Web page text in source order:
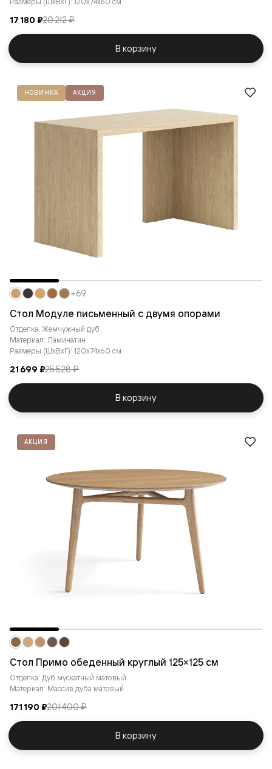
17 180 ₽20 212 ₽
В корзину
НОВИНКА АКЦИЯ
Стол Модуле письменный с двумя опорами
Отделка: Жемчужный дуб
Материал: Ламинатин
Размеры (ШxВxГ): 120x74x60 см
21 699 ₽25 528 ₽
+69
В корзину
АКЦИЯ
Стол Примо обеденный круглый 125×125 см
Отделка: Дуб мускатный матовый
Материал: Массив дуба матовый
171 190 ₽201 400 ₽
В корзину